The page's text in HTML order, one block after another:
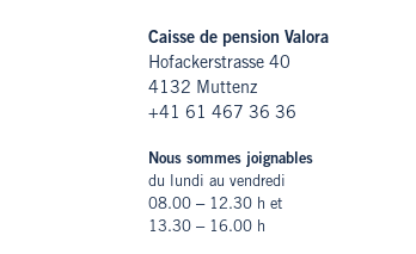
Caisse de pension Valora
Hofackerstrasse 40
4132 Muttenz
+41 61 467 36 36
Nous sommes joignables
du lundi au vendredi
08.00 – 12.30 h et
13.30 – 16.00 h